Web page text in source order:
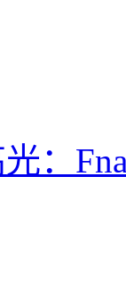
：